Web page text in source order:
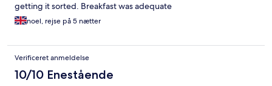
getting it sorted. Breakfast was adequate
noel, rejse på 5 nætter
Verificeret anmeldelse
10/10 Enestående